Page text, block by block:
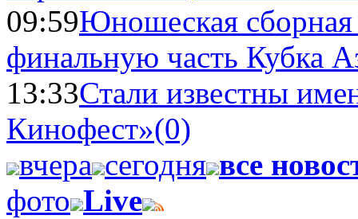
09:59Юношеская
финальную часть Кубка
13:33Стали известны
Кинофест»(0)
вчера сегодня все
фото Live